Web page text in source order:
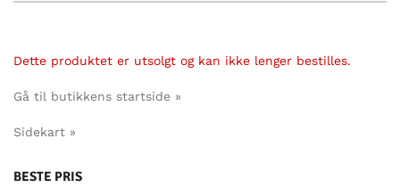
Dette produktet er utsolgt og kan ikke lenger bestilles.
Gå til butikkens startside »
Sidekart »
BESTE PRIS